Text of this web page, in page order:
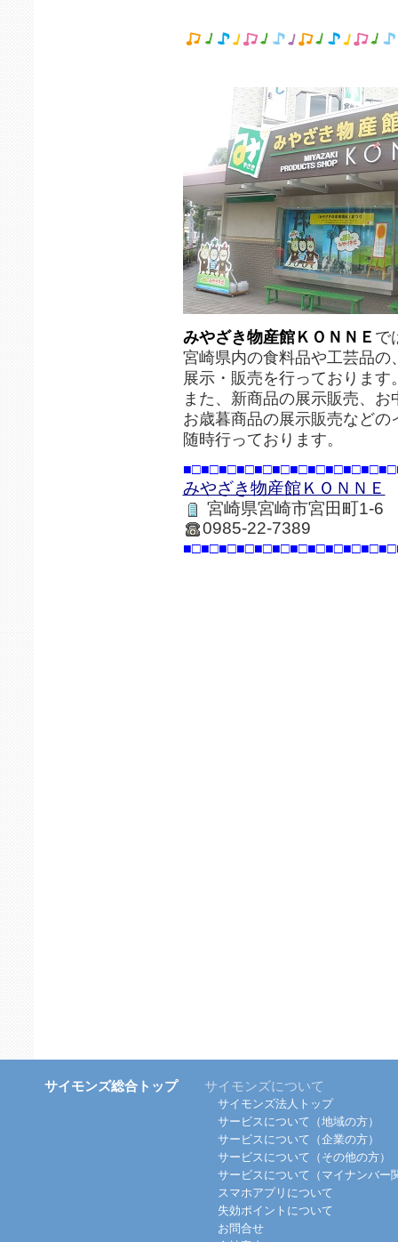
みやざき物産館ＫＯＮＮＥ で
宮崎県内の食料品や工芸品の
展示・販売を行っております
また、新商品の展示販売、お
お歳暮商品の展示販売などの
随時行っております。
みやざき物産館ＫＯＮＮＥ
宮崎県宮崎市宮田町1-6
0985-22-7389
サイモンズ総合トップ サイモンズについて
サイモンズ法人トップ
サービスについて（地域の方）
サービスについて（企業の方）
サービスについて（その他の方）
サービスについて（マイナンバー
スマホアプリについて
失効ポイントについて
お問合せ